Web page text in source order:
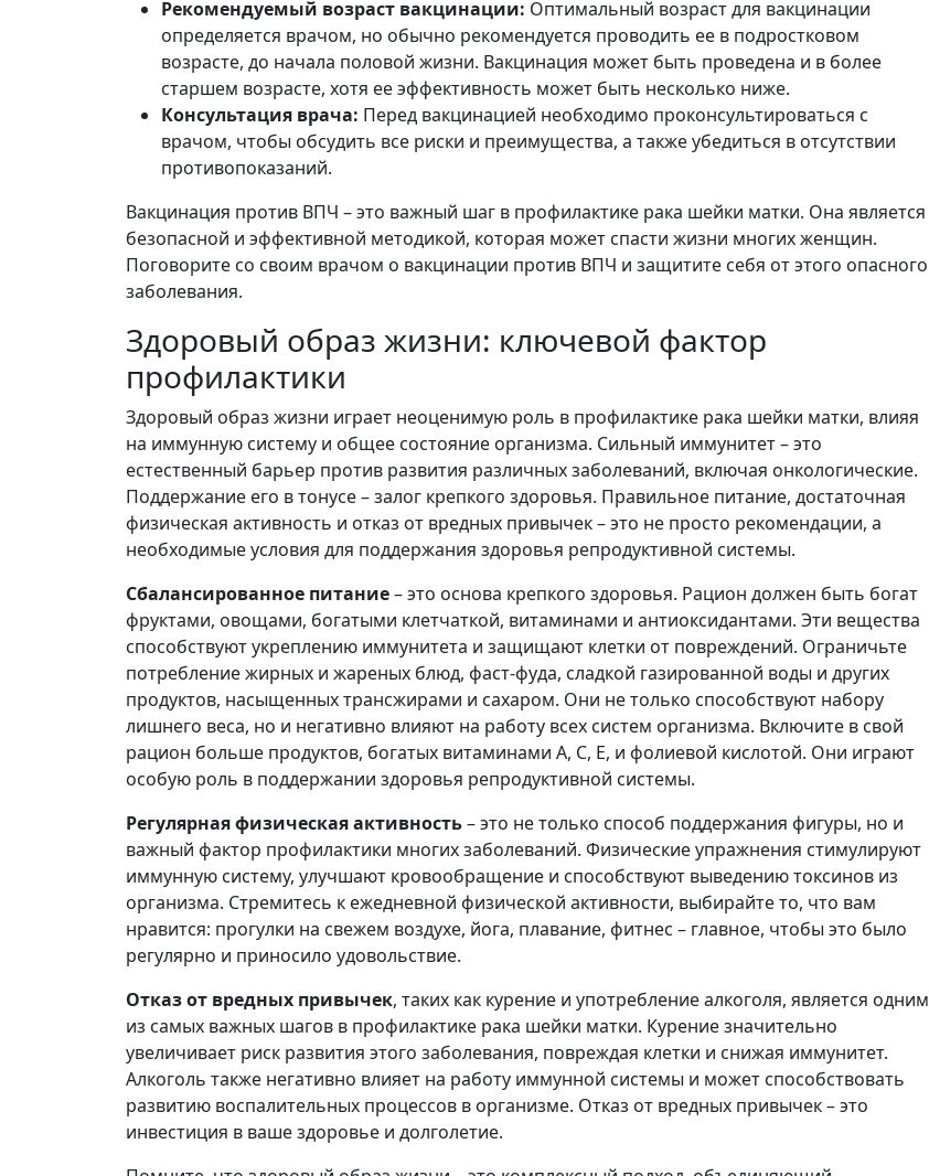
Рекомендуемый возраст вакцинации: Оптимальный возраст для вакцинации
определяется врачом, но обычно рекомендуется проводить ее в подростковом
возрасте, до начала половой жизни. Вакцинация может быть проведена и в более
старшем возрасте, хотя ее эффективность может быть несколько ниже.
Консультация врача: Перед вакцинацией необходимо проконсультироваться с
врачом, чтобы обсудить все риски и преимущества, а также убедиться в отсутствии
противопоказаний.
Вакцинация против ВПЧ – это важный шаг в профилактике рака шейки матки. Она является
безопасной и эффективной методикой, которая может спасти жизни многих женщин.
Поговорите со своим врачом о вакцинации против ВПЧ и защитите себя от этого опасного
заболевания.
Здоровый образ жизни: ключевой фактор
профилактики
Здоровый образ жизни играет неоценимую роль в профилактике рака шейки матки, влияя
на иммунную систему и общее состояние организма. Сильный иммунитет – это
естественный барьер против развития различных заболеваний, включая онкологические.
Поддержание его в тонусе – залог крепкого здоровья. Правильное питание, достаточная
физическая активность и отказ от вредных привычек – это не просто рекомендации, а
необходимые условия для поддержания здоровья репродуктивной системы.
Сбалансированное питание– это основа крепкого здоровья. Рацион должен быть богат
фруктами, овощами, богатыми клетчаткой, витаминами и антиоксидантами. Эти вещества
способствуют укреплению иммунитета и защищают клетки от повреждений. Ограничьте
потребление жирных и жареных блюд, фаст-фуда, сладкой газированной воды и других
продуктов, насыщенных трансжирами и сахаром. Они не только способствуют набору
лишнего веса, но и негативно влияют на работу всех систем организма. Включите в свой
рацион больше продуктов, богатых витаминами A, C, E, и фолиевой кислотой. Они играют
особую роль в поддержании здоровья репродуктивной системы.
Регулярная физическая активность– это не только способ поддержания фигуры, но и
важный фактор профилактики многих заболеваний. Физические упражнения стимулируют
иммунную систему, улучшают кровообращение и способствуют выведению токсинов из
организма. Стремитесь к ежедневной физической активности, выбирайте то, что вам
нравится: прогулки на свежем воздухе, йога, плавание, фитнес – главное, чтобы это было
регулярно и приносило удовольствие.
Отказ от вредных привычек, таких как курение и употребление алкоголя, является одним
из самых важных шагов в профилактике рака шейки матки. Курение значительно
увеличивает риск развития этого заболевания, повреждая клетки и снижая иммунитет.
Алкоголь также негативно влияет на работу иммунной системы и может способствовать
развитию воспалительных процессов в организме. Отказ от вредных привычек – это
инвестиция в ваше здоровье и долголетие.